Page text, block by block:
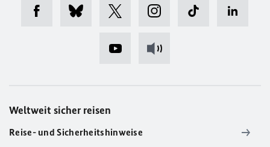
Weltweit sicher reisen
Reise- und Sicherheitshinweise